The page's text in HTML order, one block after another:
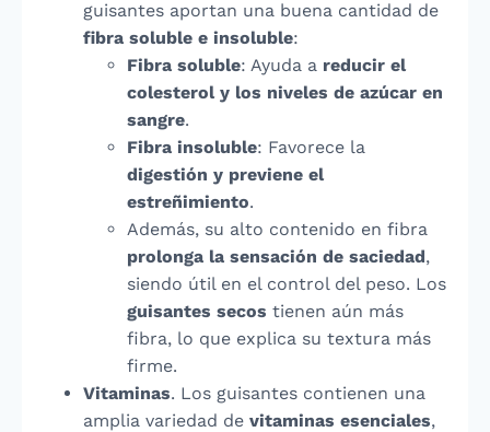
guisantes aportan una buena cantidad de
fibra soluble e insoluble:
Fibra soluble: Ayuda a reducir el
colesterol y los niveles de azúcar en
sangre.
Fibra insoluble: Favorece la
digestión y previene el
estreñimiento.
Además, su alto contenido en fibra
prolonga la sensación de saciedad,
siendo útil en el control del peso. Los
guisantes secos tienen aún más
fibra, lo que explica su textura más
firme.
Vitaminas. Los guisantes contienen una
amplia variedad de vitaminas esenciales,